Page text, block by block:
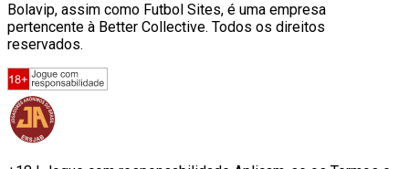
Bolavip, assim como Futbol Sites, é uma empresa
pertencente à Better Collective. Todos os direitos
reservados.